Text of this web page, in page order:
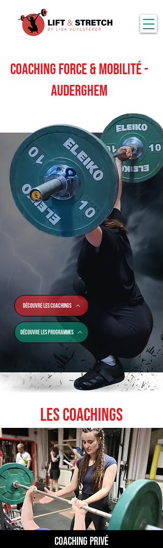
CoachING Force & Mobilité -
Auderghem
Découvre les coachings
Découvre les programmes
LES COACHINGS
Coaching Privé